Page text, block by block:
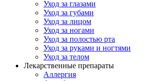
Уход за глазами
Уход за губами
Уход за лицом
Уход за ногами
Уход за полостью рта
Уход за руками и ногтями
Уход за телом
Лекарственные препараты
Аллергия